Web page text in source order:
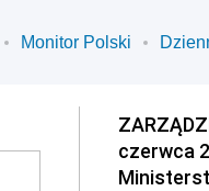
Monitor Polski
czerwca